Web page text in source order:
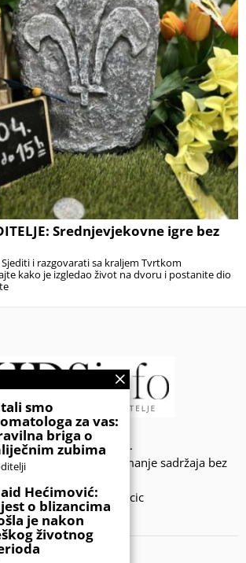
Srednjevjekovne igre bez
i razgovarati sa kraljem Tvrtkom
kako je izgledao život na dvoru i postanite dio
© 2020 - KIDSINFO.BA.
Zabranjeno preuzimanje sadržaja bez
by Amar SIjercic
smo
za vas:
briga o
zubima
Hećimović:
o blizancima
je nakon
životnog